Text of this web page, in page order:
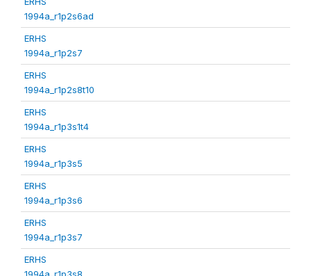
1994a_r1p2s6ad
ERHS
1994a_r1p2s7
ERHS
1994a_r1p2s8t10
ERHS
1994a_r1p3s1t4
ERHS
1994a_r1p3s5
ERHS
1994a_r1p3s6
ERHS
1994a_r1p3s7
ERHS
1994a_r1p3s8